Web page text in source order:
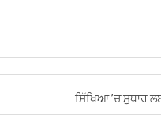
ਸਿੱਖਿਆ ’ਚ ਸੁਧਾਰ